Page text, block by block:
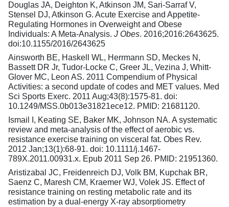
Douglas JA, Deighton K, Atkinson JM, Sari-Sarraf V,
Stensel DJ, Atkinson G. Acute Exercise and Appetite-
Regulating Hormones in Overweight and Obese
Individuals: A Meta-Analysis. J Obes. 2016;2016:2643625.
doi:10.1155/2016/2643625
Ainsworth BE, Haskell WL, Herrmann SD, Meckes N,
Bassett DR Jr, Tudor-Locke C, Greer JL, Vezina J, Whitt-
Glover MC, Leon AS. 2011 Compendium of Physical
Activities: a second update of codes and MET values. Med
Sci Sports Exerc. 2011 Aug;43(8):1575-81. doi:
10.1249/MSS.0b013e31821ece12. PMID: 21681120.
Ismail I, Keating SE, Baker MK, Johnson NA. A systematic
review and meta-analysis of the effect of aerobic vs.
resistance exercise training on visceral fat. Obes Rev.
2012 Jan;13(1):68-91. doi: 10.1111/j.1467-
789X.2011.00931.x. Epub 2011 Sep 26. PMID: 21951360.
Aristizabal JC, Freidenreich DJ, Volk BM, Kupchak BR,
Saenz C, Maresh CM, Kraemer WJ, Volek JS. Effect of
resistance training on resting metabolic rate and its
estimation by a dual-energy X-ray absorptiometry